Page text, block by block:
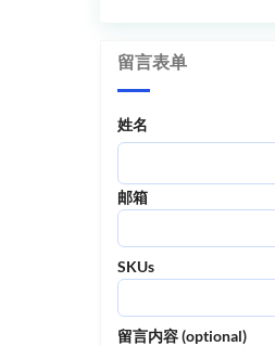
留言表单
姓名
邮箱
SKUs
留言内容 (optional)